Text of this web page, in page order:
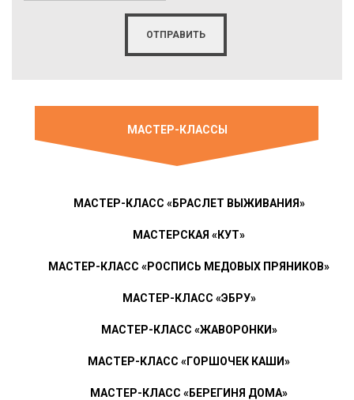
МАСТЕР-КЛАССЫ
МАСТЕР-КЛАСС «БРАСЛЕТ ВЫЖИВАНИЯ»
МАСТЕРСКАЯ «КУТ»
МАСТЕР-КЛАСС «РОСПИСЬ МЕДОВЫХ ПРЯНИКОВ»
МАСТЕР-КЛАСС «ЭБРУ»
МАСТЕР-КЛАСС «ЖАВОРОНКИ»
МАСТЕР-КЛАСС «ГОРШОЧЕК КАШИ»
МАСТЕР-КЛАСС «БЕРЕГИНЯ ДОМА»